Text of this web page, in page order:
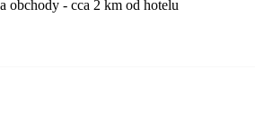
obchody - cca 2 km od hotelu